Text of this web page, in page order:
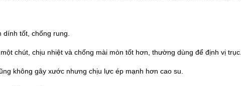
tốt, chống rung.
chút, chịu nhiệt và chống mài mòn tốt hơn, thường dùng để định vị trục.
không gây xước nhưng chịu lực ép mạnh hơn cao su.